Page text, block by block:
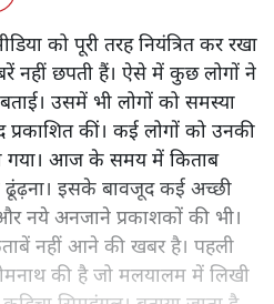
को पूरी तरह नियंत्रित कर रखा
नहीं छपती हैं। ऐसे में कुछ लोगों ने
उसमें भी लोगों को समस्या
कीं। कई लोगों को उनकी
गया। आज के समय में किताब
इसके बावजूद कई अच्छी
नये अनजाने प्रकाशकों की भी।
नहीं आने की खबर है। पहली
की है जो मलयालम में लिखी